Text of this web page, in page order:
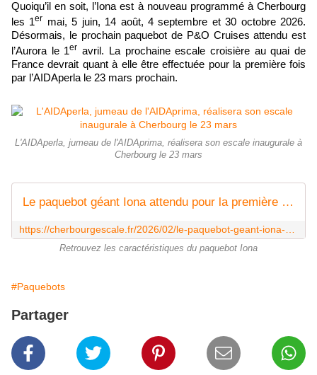
Quoiqu’il en soit, l’Iona est à nouveau programmé à Cherbourg
les 1er mai, 5 juin, 14 août, 4 septembre et 30 octobre 2026.
Désormais, le prochain paquebot de P&O Cruises attendu est
l’Aurora le 1er avril. La prochaine escale croisière au quai de
France devrait quant à elle être effectuée pour la première fois
par l’AIDAperla le 23 mars prochain.
L'AIDAperla, jumeau de l'AIDAprima, réalisera son escale inaugurale à
Cherbourg le 23 mars
Le paquebot géant Iona attendu pour la première fois de l'année à Cherbourg - CherbourgEscale
Retrouvez les caractéristiques du paquebot Iona
#Paquebots
Partager